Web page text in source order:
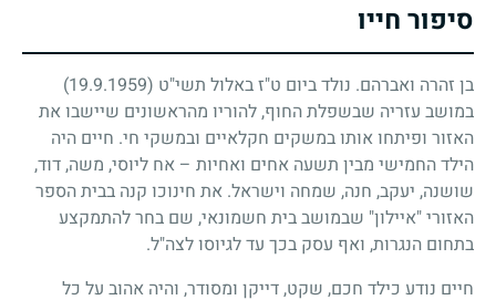
סיפור חייו
בן זהרה ואברהם. נולד ביום ט"ז באלול תשי"ט (19.9.1959)
במושב עזריה שבשפלת החוף, להוריו מהראשונים שיישבו את
האזור ופיתחו אותו במשקים חקלאיים ובמשקי חי. חיים היה
הילד החמישי מבין תשעה אחים ואחיות – אח ליוסי, משה, דוד,
שושנה, יעקב, חנה, שמחה וישראל. את חינוכו קנה בבית הספר
האזורי "איילון" שבמושב בית חשמונאי, שם בחר להתמקצע
בתחום הנגרות, ואף עסק בכך עד לגיוסו לצה"ל.
חיים נודע כילד חכם, שקט, דייקן ומסודר, והיה אהוב על כל